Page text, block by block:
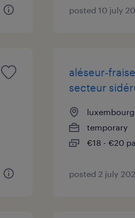
posted 10 july
aléseur-
secteur
temporary
€18 - €20
posted 2 july